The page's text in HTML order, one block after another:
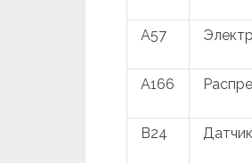
A57
A166
B24